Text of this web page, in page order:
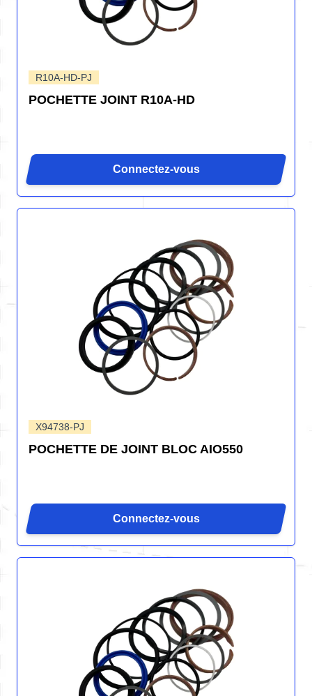
R10A-HD-PJ
POCHETTE JOINT R10A-HD
Connectez-vous
X94738-PJ
POCHETTE DE JOINT BLOC AIO550
Connectez-vous